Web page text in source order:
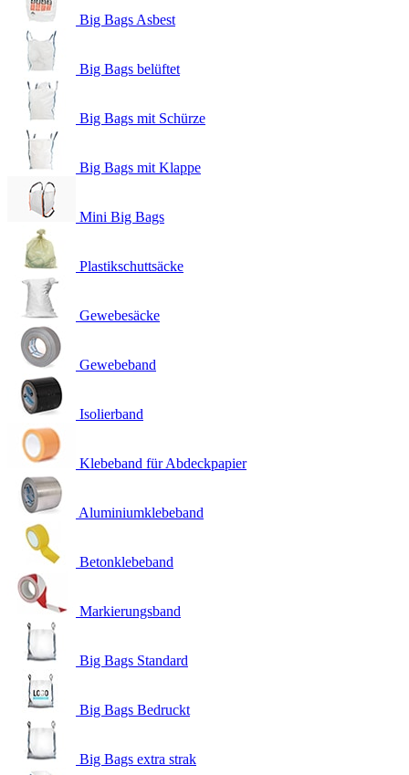
Big Bags Asbest
Big Bags belüftet
Big Bags mit Schürze
Big Bags mit Klappe
Mini Big Bags
Plastikschuttsäcke
Gewebesäcke
Gewebeband
Isolierband
Klebeband für Abdeckpapier
Aluminiumklebeband
Betonklebeband
Markierungsband
Big Bags Standard
Big Bags Bedruckt
Big Bags extra strak